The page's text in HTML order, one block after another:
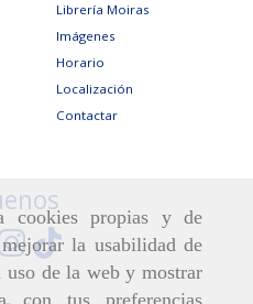
cookies propias y de
la usabilidad de
uso de la web y mostrar
Librería Moiras
Imágenes
Horario
Localización
Contactar